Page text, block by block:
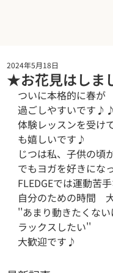
★お花見はしま
2024年5月18日
ついに本格的に春が
過ごしやすいです
体験レッスンを受け
も嬉しいです♪
じつは私、子供の頃
でもヨガを好きにな
FLEDGEでは運動苦
自分のための時間　
''あまり動きたくな
ラックスしたい''
大歓迎です♪